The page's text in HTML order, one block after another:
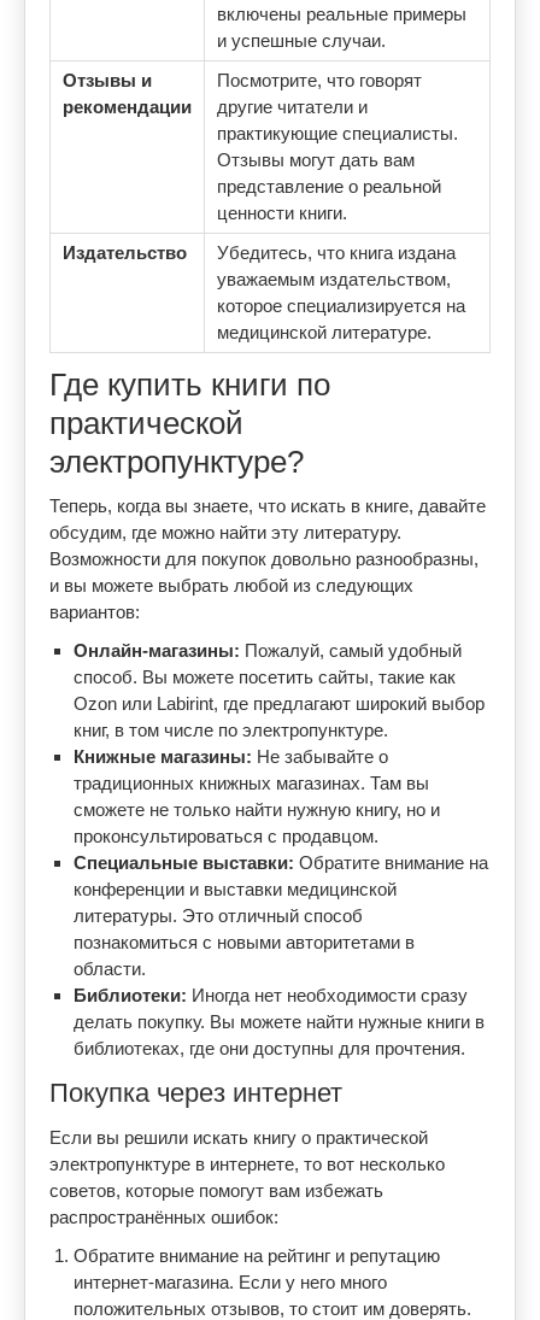
включены реальные примеры
и успешные случаи.
Отзывы и
рекомендации
Посмотрите, что говорят
другие читатели и
практикующие специалисты.
Отзывы могут дать вам
представление о реальной
ценности книги.
Издательство
Убедитесь, что книга издана
уважаемым издательством,
которое специализируется на
медицинской литературе.
Где купить книги по
практической
электропунктуре?
Теперь, когда вы знаете, что искать в книге, давайте
обсудим, где можно найти эту литературу.
Возможности для покупок довольно разнообразны,
и вы можете выбрать любой из следующих
вариантов:
Онлайн-магазины: Пожалуй, самый удобный
способ. Вы можете посетить сайты, такие как
Ozon или Labirint, где предлагают широкий выбор
книг, в том числе по электропунктуре.
Книжные магазины: Не забывайте о
традиционных книжных магазинах. Там вы
сможете не только найти нужную книгу, но и
проконсультироваться с продавцом.
Специальные выставки: Обратите внимание на
конференции и выставки медицинской
литературы. Это отличный способ
познакомиться с новыми авторитетами в
области.
Библиотеки: Иногда нет необходимости сразу
делать покупку. Вы можете найти нужные книги в
библиотеках, где они доступны для прочтения.
Покупка через интернет
Если вы решили искать книгу о практической
электропунктуре в интернете, то вот несколько
советов, которые помогут вам избежать
распространённых ошибок:
Обратите внимание на рейтинг и репутацию
интернет-магазина. Если у него много
положительных отзывов, то стоит им доверять.